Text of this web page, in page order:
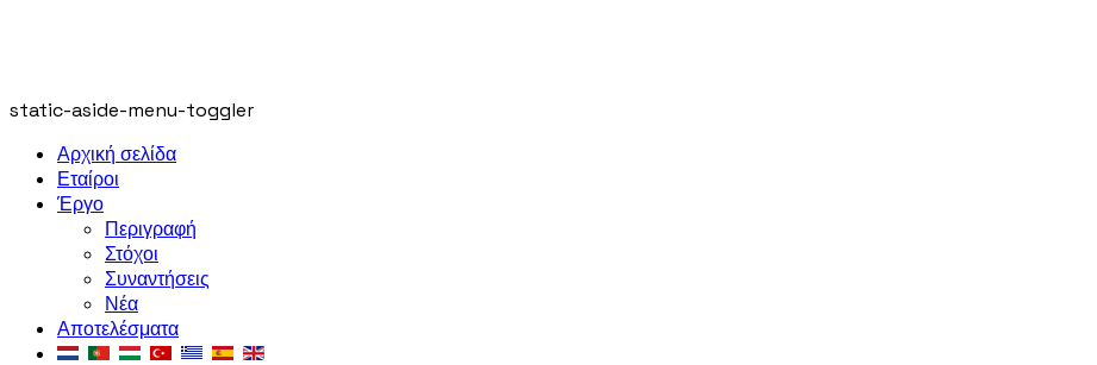
static-aside-menu-toggler
Αρχική σελίδα
Εταίροι
Έργο
Περιγραφή
Στόχοι
Συναντήσεις
Νέα
Αποτελέσματα